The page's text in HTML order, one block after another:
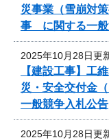
災事業（雪崩対
事 に関する一般
2025年10月28日更
【建設工事】
災・安全交付金
一般競争入札公告
2025年10月28日更